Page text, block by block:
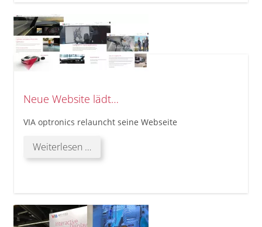
optronics
(Philippinen),
Inc.
Neue Website lädt…
VIA optronics relauncht seine Webseite
Weiterlesen …Neue
Website